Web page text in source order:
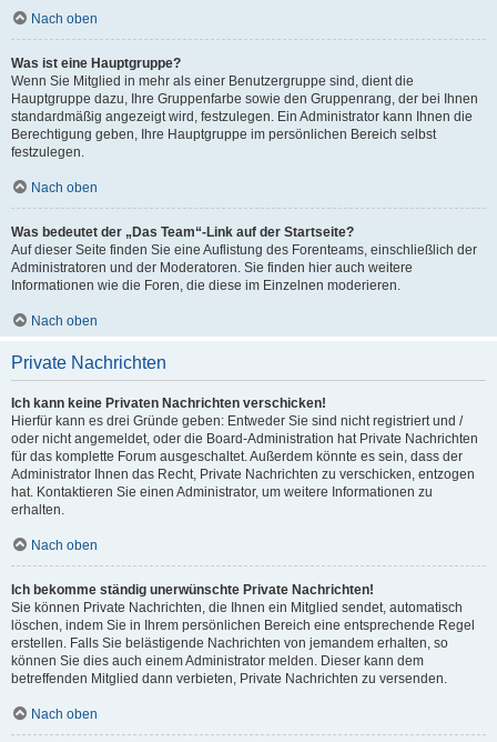
Nach oben
Was ist eine Hauptgruppe?
Wenn Sie Mitglied in mehr als einer Benutzergruppe sind, dient die
Hauptgruppe dazu, Ihre Gruppenfarbe sowie den Gruppenrang, der bei Ihnen
standardmäßig angezeigt wird, festzulegen. Ein Administrator kann Ihnen die
Berechtigung geben, Ihre Hauptgruppe im persönlichen Bereich selbst
festzulegen.
Nach oben
Was bedeutet der „Das Team“-Link auf der Startseite?
Auf dieser Seite finden Sie eine Auflistung des Forenteams, einschließlich der
Administratoren und der Moderatoren. Sie finden hier auch weitere
Informationen wie die Foren, die diese im Einzelnen moderieren.
Nach oben
Private Nachrichten
Ich kann keine Privaten Nachrichten verschicken!
Hierfür kann es drei Gründe geben: Entweder Sie sind nicht registriert und /
oder nicht angemeldet, oder die Board-Administration hat Private Nachrichten
für das komplette Forum ausgeschaltet. Außerdem könnte es sein, dass der
Administrator Ihnen das Recht, Private Nachrichten zu verschicken, entzogen
hat. Kontaktieren Sie einen Administrator, um weitere Informationen zu
erhalten.
Nach oben
Ich bekomme ständig unerwünschte Private Nachrichten!
Sie können Private Nachrichten, die Ihnen ein Mitglied sendet, automatisch
löschen, indem Sie in Ihrem persönlichen Bereich eine entsprechende Regel
erstellen. Falls Sie belästigende Nachrichten von jemandem erhalten, so
können Sie dies auch einem Administrator melden. Dieser kann dem
betreffenden Mitglied dann verbieten, Private Nachrichten zu versenden.
Nach oben